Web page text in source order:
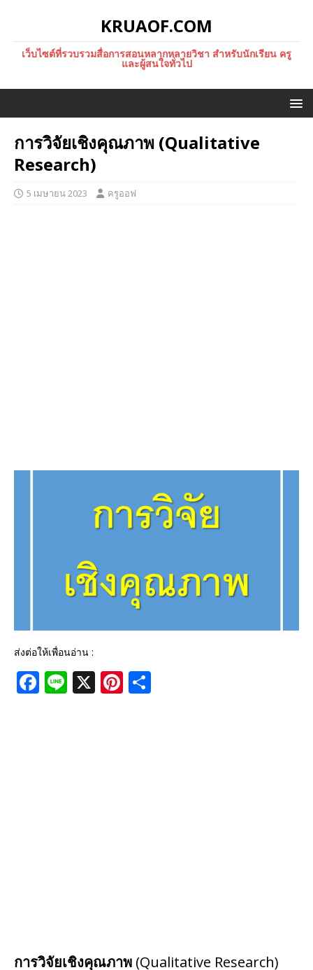
KRUAOF.COM
เว็บไซต์ที่รวบรวมสื่อการสอนหลากหลายวิชา สำหรับนักเรียน ครู
และผู้สนใจทั่วไป
การวิจัยเชิงคุณภาพ (Qualitative
Research)
5 เมษายน 2023 ครูออฟ
ส่งต่อให้เพื่อนอ่าน :
F Li X Pi
การวิจัยเชิงคุณภาพ (Qualitative Research)